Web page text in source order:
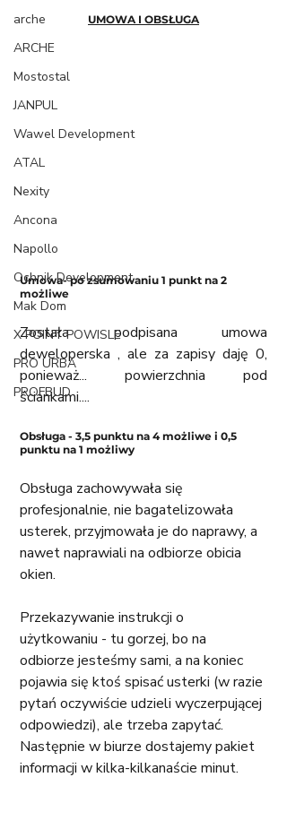
arche
ARCHE
Mostostal
JANPUL
Wawel Development
ATAL
Nexity
Ancona
Napollo
Ochnik Development
Mak Dom
X POINT POWISLE
PRO URBA
PROFBUD
UMOWA I OBSŁUGA
Umowa- po zsumowaniu 1 punkt na 2
możliwe
Została podpisana umowa
deweloperska , ale za zapisy daję 0,
ponieważ... powierzchnia pod
ściankami....
Obsługa - 3,5 punktu na 4 możliwe i 0,5
punktu na 1 możliwy
Obsługa zachowywała się
profesjonalnie, nie bagatelizowała
usterek, przyjmowała je do naprawy, a
nawet naprawiali na odbiorze obicia
okien.
Przekazywanie instrukcji o
użytkowaniu - tu gorzej, bo na
odbiorze jesteśmy sami, a na koniec
pojawia się ktoś spisać usterki (w razie
pytań oczywiście udzieli wyczerpującej
odpowiedzi), ale trzeba zapytać.
Następnie w biurze dostajemy pakiet
informacji w kilka-kilkanaście minut.